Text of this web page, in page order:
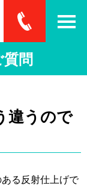
問
違うので
る反射仕上げで